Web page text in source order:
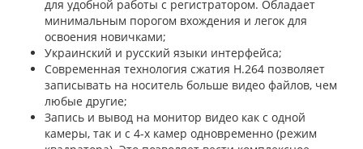
для удобной работы с регистратором. Обладает
минимальным порогом вхождения и легок для
освоения новичками;
Украинский и русский языки интерфейса;
Современная технология сжатия Н.264 позволяет
записывать на носитель больше видео файлов, чем
любые другие;
Запись и вывод на монитор видео как с одной
камеры, так и с 4-х камер одновременно (режим